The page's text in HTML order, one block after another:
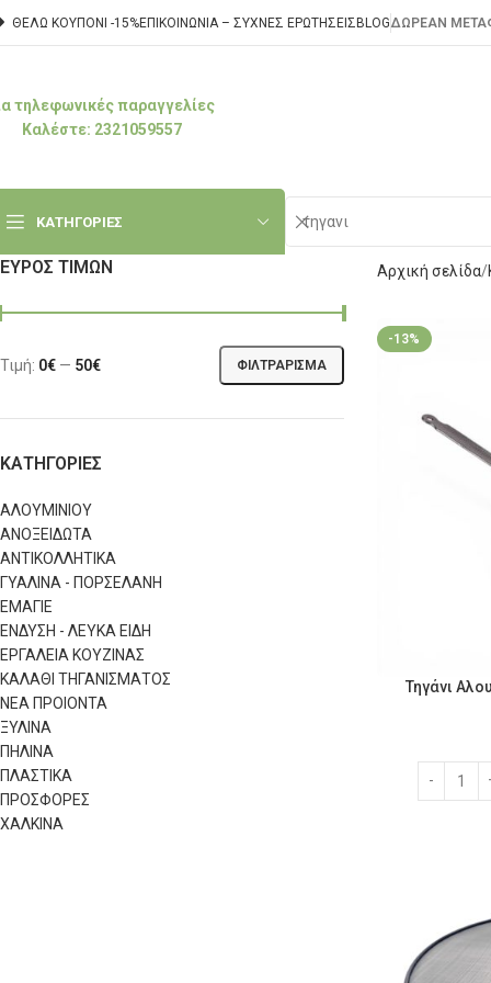
ΘΕΛΩ ΚΟΥΠΟΝΙ -15%ΕΠΙΚΟΙΝΩΝΊΑ – ΣΥΧΝΈΣ ΕΡΩΤΉΣΕΙΣBLOGΔΩΡΕΑΝ
τηλεφωνικές παραγγελίες
Καλέστε: 2321059557
ΚΑΤΗΓΟΡΙΕΣ
ΕΎΡΟΣ ΤΙΜΏΝ
ΦΙΛΤΡΆΡΙΣΜΑ
Τιμή: 0€ — 50€
ΚΑΤΗΓΟΡΊΕΣ
ΑΛΟΥΜΙΝΙΟΥ
ΑΝΟΞΕΙΔΩΤΑ
ΑΝΤΙΚΟΛΛΗΤΙΚΑ
ΓΥΑΛΙΝΑ - ΠΟΡΣΕΛΑΝΗ
ΕΜΑΓΙΕ
ΕΝΔΥΣΗ - ΛΕΥΚΑ ΕΙΔΗ
ΕΡΓΑΛΕΙΑ ΚΟΥΖΙΝΑΣ
ΚΑΛΑΘΙ ΤΗΓΑΝΙΣΜΑΤΟΣ
ΝΕΑ ΠΡΟΙΟΝΤΑ
ΞΥΛΙΝΑ
ΠΗΛΙΝΑ
ΠΛΑΣΤΙΚΑ
ΠΡΟΣΦΟΡΕΣ
ΧΑΛΚΙΝΑ
Αρχική σελίδα
-13%
Τηγάνι